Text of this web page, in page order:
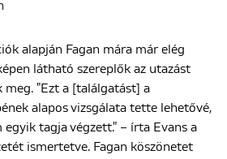
alapján Fagan mára már elég
látható szereplők az utazást
meg. "Ezt a [találgatást] a
alapos vizsgálata tette lehetővé,
tagja végzett." – írta Evans a
ismertetve. Fagan köszönetet